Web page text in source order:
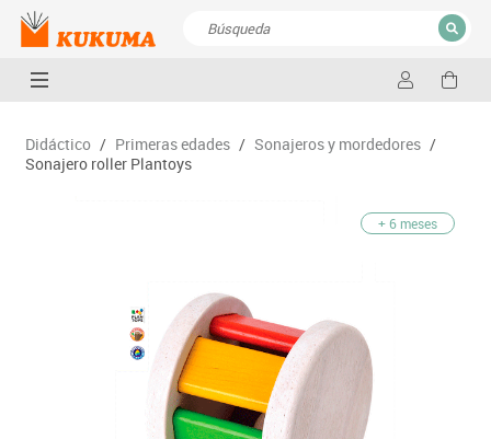
CERRAR
Didáctico / Primeras edades / Sonajeros y mordedores /
Sonajero roller Plantoys
+ 6 meses